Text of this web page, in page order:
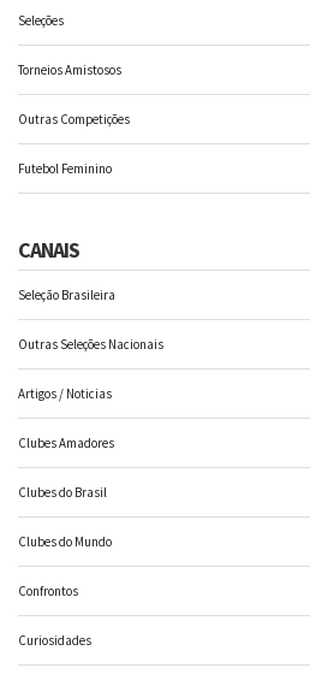
Seleções
Torneios Amistosos
Outras Competições
Futebol Feminino
CANAIS
Seleção Brasileira
Outras Seleções Nacionais
Artigos / Noticias
Clubes Amadores
Clubes do Brasil
Clubes do Mundo
Confrontos
Curiosidades